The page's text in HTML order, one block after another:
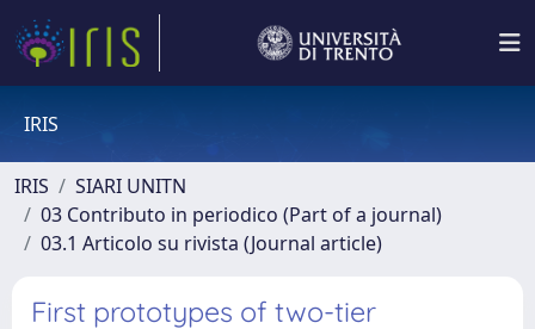
IRIS
IRIS
SIARI UNITN
03 Contributo in periodico (Part of a journal)
03.1 Articolo su rivista (Journal article)
First prototypes of two-tier